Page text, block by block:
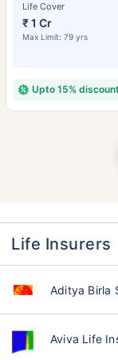
Life Cover
₹ 1 Cr
Max Limit: 79 yrs
Upto 15%
Life Insurers
Aditya Birla
Aviva Life
ఎలా